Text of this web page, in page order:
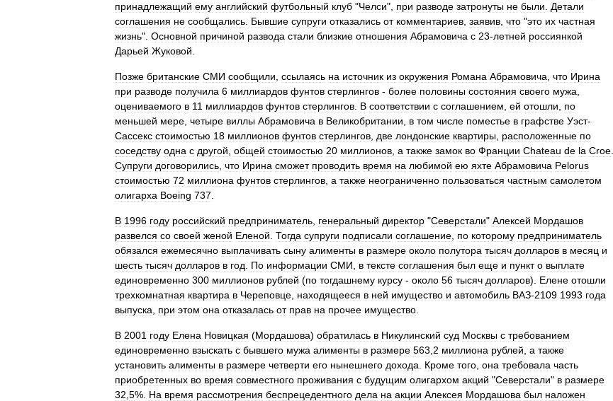
принадлежащий ему английский футбольный клуб "Челси", при разводе затронуты не были
Детали
соглашения не сообщались Бывшие супруги отказались от комментариев заявив что "это их частная
жизнь". Основной причиной развода стали близкие отношения Абрамовича с 23-летней россиянкой
Дарьей Жуковой
Позже британские СМИ сообщили ссылаясь на источник из окружения Романа Абрамовича что Ирина
при разводе получила 6 миллиардов фунтов стерлингов - более половины состояния своего мужа
оцениваемого в 11 миллиардов фунтов стерлингов В соответствии с соглашением ей отошли
по
меньшей мере четыре виллы Абрамовича в Великобритании в том числе поместье в графстве Уэст-
Сассекс стоимостью 18 миллионов фунтов стерлингов две лондонские квартиры расположенные по
соседству одна с другой общей стоимостью 20 миллионов а также замок во Франции Сhateau de la Croe
Супруги договорились что Ирина сможет проводить время на любимой ею яхте Абрамовича Pelorus
стоимостью 72 миллиона фунтов стерлингов а также неограниченно пользоваться частным самолетом
олигарха Boeing 737
В 1996 году российский предприниматель генеральный директор "Северстали" Алексей Мордашов
развелся со своей женой Еленой Тогда супруги подписали соглашение по которому предприниматель
обязался ежемесячно выплачивать сыну алименты в размере около полутора тысяч долларов в месяц и
шесть тысяч долларов в год По информации СМИ в тексте соглашения был еще и пункт о выплате
единовременно 300 миллионов рублей (по тогдашнему курсу - около 56 тысяч долларов). Елене отошли
трехкомнатная квартира в Череповце находящееся в ней имущество и автомобиль ВАЗ-2109 1993 года
выпуска
при этом она отказалась от прав на прочее имущество
В 2001 году Елена Новицкая (Мордашова) обратилась в Никулинский суд Москвы с требованием
единовременно взыскать с бывшего мужа алименты в размере 563 2 миллиона рублей а также
установить алименты в размере четверти его нынешнего дохода Кроме того она требовала часть
приобретенных во время совместного проживания с будущим олигархом акций "Северстали" в размере
32 5%. На время рассмотрения беспрецедентного дела на акции Алексея Мордашова был наложен